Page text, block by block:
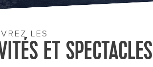
LES
ET SPECTACLES